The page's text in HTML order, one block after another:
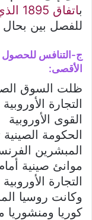
باتفاق 1895 الذي نص على استقلال أفغانستان
للفصل بين بحال
ج-التنافس للحصول
الأقصى:
ظلت السوق
التجارة
القوى الأوروبية
موانئ صينية
التجارة
وكانت روسيا
كوريا ومنشوريا